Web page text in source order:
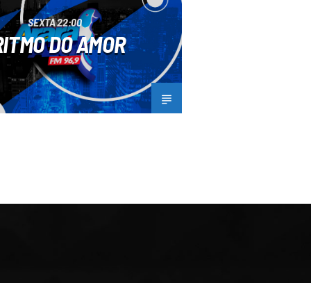
SEXTA 22:00
DO AMOR